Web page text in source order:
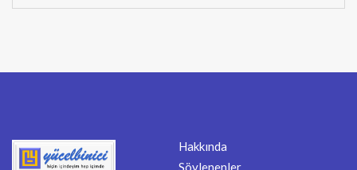
Hakkında
Söylenenler